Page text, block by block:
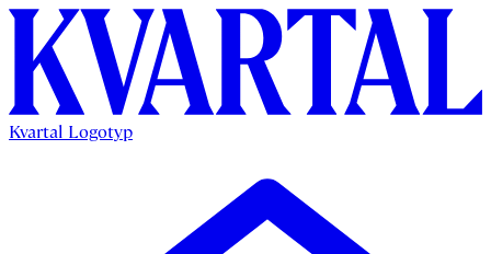
Kvartal Logotyp